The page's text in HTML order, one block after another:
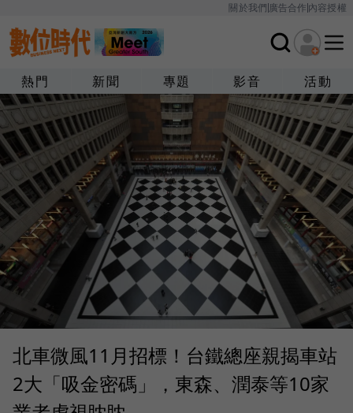
關於我們廣告合作內容授權
熱門 新聞 專題 影音 活動
北車微風11月招標！台鐵總座親揭車站
2大「吸金密碼」，東森、潤泰等10家